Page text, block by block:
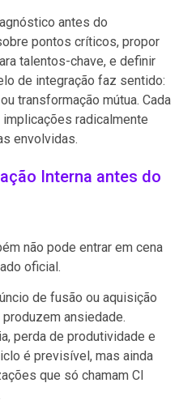
antes do
pontos críticos, propor
talentos-chave, e definir
de integração faz sentido:
transformação mútua. Cada
radicalmente
envolvidas.
Interna antes do
não pode entrar em cena
oficial.
de fusão ou aquisição
ansiedade.
perda de produtividade e
é previsível, mas ainda
que só chamam CI